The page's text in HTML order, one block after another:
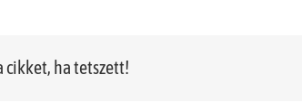
cikket, ha tetszett!